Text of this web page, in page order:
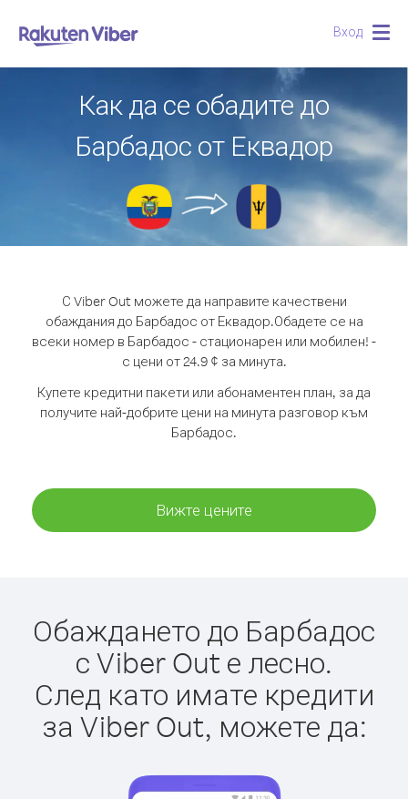
Вход
Как да се обадите до
Барбадос от Еквадор
С Viber Out можете да направите качествени
обаждания до Барбадос от Еквадор.Обадете се на
всеки номер в Барбадос - стационарен или мобилен! -
с цени от 24.9 ¢ за минута.
Купете кредитни пакети или абонаментен план, за да
получите най-добрите цени на минута разговор към
Барбадос.
Вижте цените
Обаждането до Барбадос
с Viber Out е лесно.
След като имате кредити
за Viber Out, можете да: